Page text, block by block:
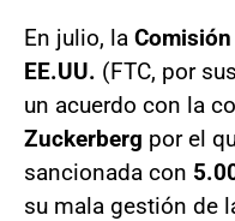
En julio, la
EE.UU. (FTC, por
un acuerdo con la
Zuckerberg por el
sancionada con
su mala gestión de